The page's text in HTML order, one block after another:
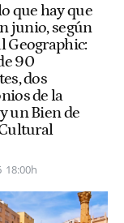
que hay que
junio, según
Geographic:
90
dos
de la
un Bien de
18:00h